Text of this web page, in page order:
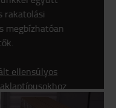
rakatolási
megbízhatóan
ellensúlyos